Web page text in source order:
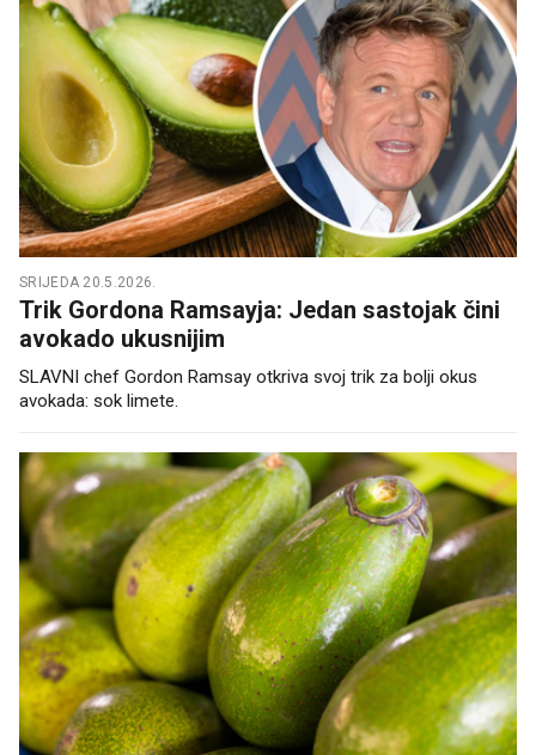
SRIJEDA 20.5.2026.
Trik Gordona Ramsayja: Jedan sastojak čini
avokado ukusnijim
SLAVNI chef Gordon Ramsay otkriva svoj trik za bolji okus
avokada: sok limete.